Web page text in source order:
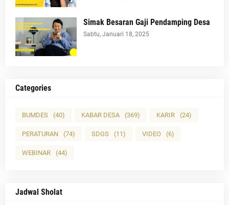
Simak Besaran Gaji Pendamping Desa
Sabtu, Januari 18, 2025
Categories
BUMDES (40) KABAR DESA (369) KARIR (24)
PERATURAN (74) SDGS (11) VIDEO (6)
WEBINAR (44)
Jadwal Sholat